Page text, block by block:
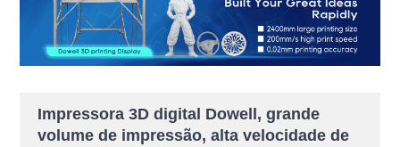
Impressora 3D digital Dowell, grande
volume de impressão, alta velocidade de